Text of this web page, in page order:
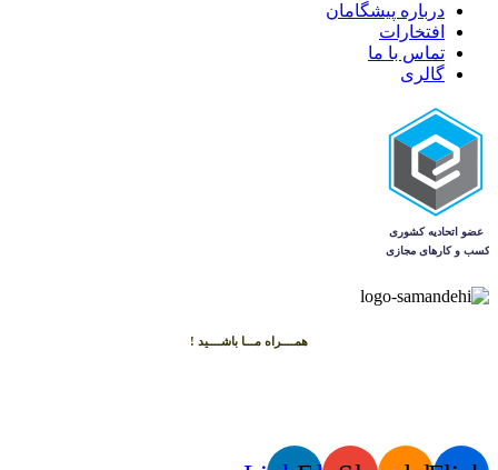
درباره پیشگامان
افتخارات
تماس با ما
گالری
همــــراه مـــا باشــــید !